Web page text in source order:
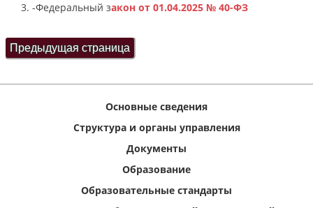
-Федеральный закон от 01.04.2025 № 40-ФЗ
Основные сведения
Структура и органы управления
Документы
Образование
Образовательные стандарты